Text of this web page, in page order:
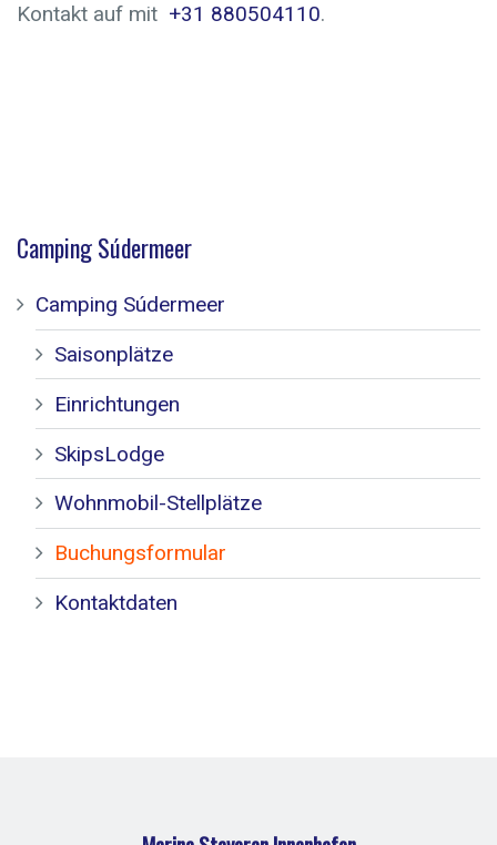
Kontakt auf mit +31 880504110.
Camping Súdermeer
Camping Súdermeer
Saisonplätze
Einrichtungen
SkipsLodge
Wohnmobil-Stellplätze
Buchungsformular
Kontaktdaten